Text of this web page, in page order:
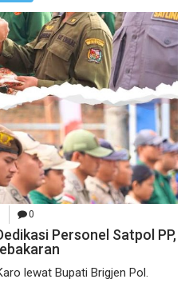
0
Personel Satpol PP,
lewat Bupati Brigjen Pol.